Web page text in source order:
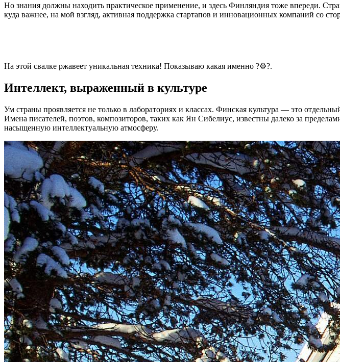
Но знания должны находить практическое применение, и здесь Финляндия тоже впереди.
куда важнее, на мой взгляд, активная поддержка стартапов и инновационных компаний со
На этой свалке ржавеет уникальная техника! Показываю какая именно ?⚙️?.
Интеллект, выраженный в культуре
Ум страны проявляется не только в лабораториях и классах. Финская культура — это
Имена писателей, поэтов, композиторов, таких как Ян Сибелиус, известны далеко за
насыщенную интеллектуальную атмосферу.